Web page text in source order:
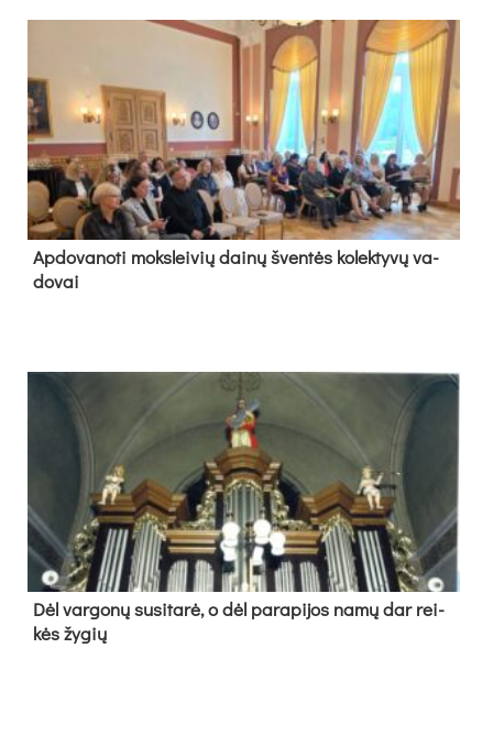
Ap­do­va­no­ti moks­lei­vių dai­nų šven­tės ko­lek­ty­vų va­
do­vai
Dėl var­go­nų su­si­ta­rė, o dėl pa­ra­pi­jos na­mų dar rei­
kės žy­gių